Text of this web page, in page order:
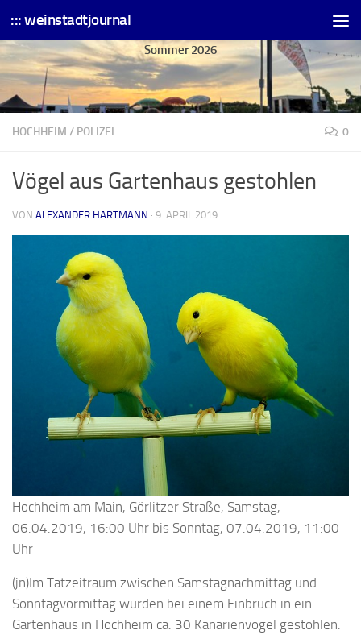
Skip to content
::: weinstadtjournal
Sommer 2026
HOCHHEIM / POLIZEI 0
Vögel aus Gartenhaus gestohlen
VON ALEXANDER HARTMANN · 9. APRIL 2019
Hochheim am Main, Görlitzer Straße, Samstag,
06.04.2019, 16:00 Uhr bis Sonntag, 07.04.2019, 11:00
Uhr
(jn)Im Tatzeitraum zwischen Samstagnachmittag und
Sonntagvormittag wurden bei einem Einbruch in ein
Gartenhaus in Hochheim ca. 30 Kanarienvögel gestohlen.